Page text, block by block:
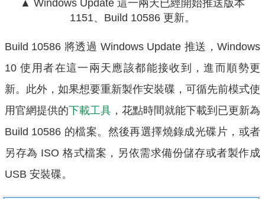
▲ Windows Update 這一兩天已經開始推送版本
1151、Build 10586 更新。
Build 10586 將透過 Windows Update 推送，Windows
10 使用者在這一兩天應該都能接收到，進而順勢更
新。此外，如果想要重新製作安裝碟，可循先前模式使
用官網提供的下載工具 ，花點時間就能下載到已更新為
Build 10586 的檔案。然後再選擇燒錄成光碟片，或者
另存為 ISO 格式檔案，另依需求備份儲存或者製作成
USB 安裝碟。